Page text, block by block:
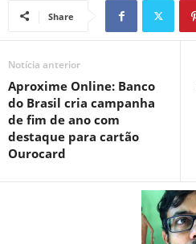
Share
Notícia anterior
Aproxime Online: Banco
do Brasil cria campanha
de fim de ano com
destaque para cartão
Ourocard